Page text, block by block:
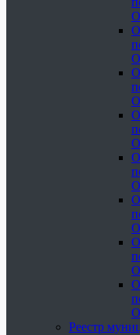
О
О
О
О
О
О
О
Реестр